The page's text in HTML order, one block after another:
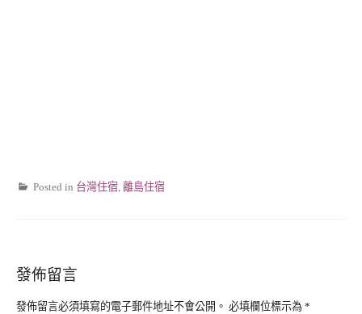
Posted in 台灣住宿, 離島住宿
發佈留言
發佈留言必須填寫的電子郵件地址不會公開。 必填欄位標示為 *